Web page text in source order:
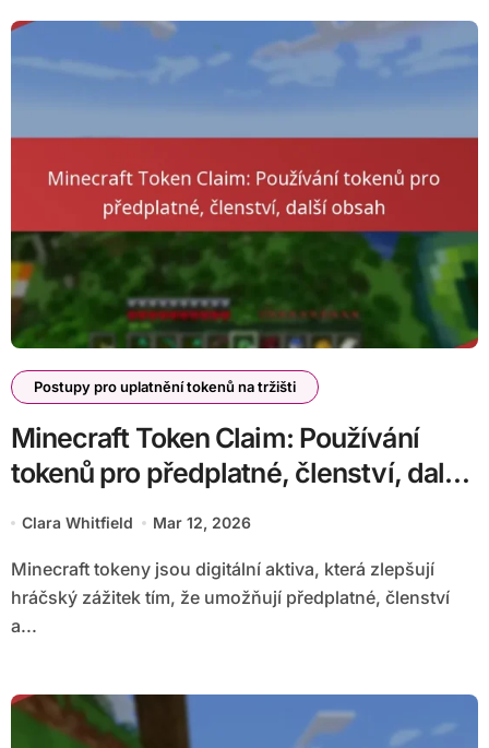
Postupy pro uplatnění tokenů na tržišti
Minecraft Token Claim: Používání
tokenů pro předplatné, členství, další
obsah
Clara Whitfield Mar 12, 2026
Minecraft tokeny jsou digitální aktiva, která zlepšují
hráčský zážitek tím, že umožňují předplatné, členství
a...